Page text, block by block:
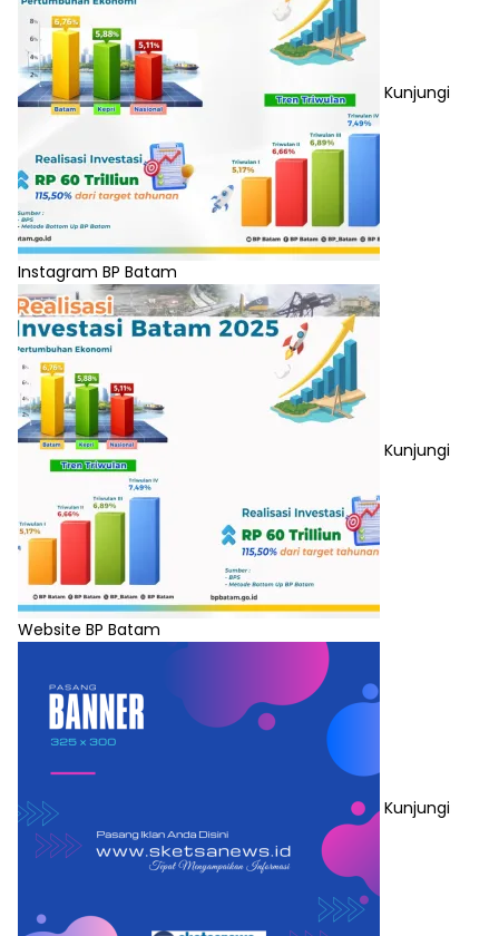
Kunjungi
Instagram BP Batam
Kunjungi
Website BP Batam
Kunjungi